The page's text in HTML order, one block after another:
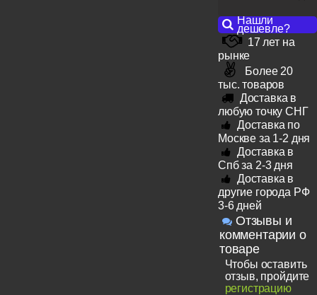
Нашли
дешевле?
17 лет на
рынке
Более 20
тыс. товаров
Доставка в
любую точку СНГ
Доставка по
Москве за 1-2 дня
Доставка в
Спб за 2-3 дня
Доставка в
другие города РФ
3-6 дней
Отзывы и
комментарии о
товаре
Чтобы оставить
отзыв, пройдите
регистрацию